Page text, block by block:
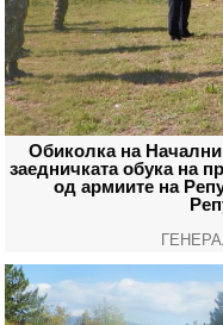
Обиколка на
заедничката обука на
од aрмиите на